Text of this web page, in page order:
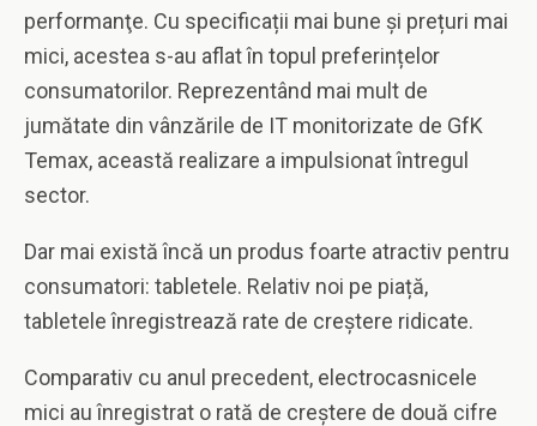
performanţe. Cu specificații mai bune și prețuri mai
mici, acestea s-au aflat în topul preferințelor
consumatorilor. Reprezentând mai mult de
jumătate din vânzările de IT monitorizate de GfK
Temax, această realizare a impulsionat întregul
sector.
Dar mai există încă un produs foarte atractiv pentru
consumatori: tabletele. Relativ noi pe piață,
tabletele înregistrează rate de creștere ridicate.
Comparativ cu anul precedent, electrocasnicele
mici au înregistrat o rată de creștere de două cifre